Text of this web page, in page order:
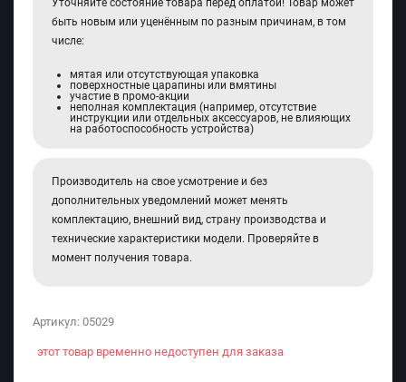
Уточняйте состояние товара перед оплатой! Товар может
быть новым или уценённым по разным причинам, в том
числе:
мятая или отсутствующая упаковка
поверхностные царапины или вмятины
участие в промо-акции
неполная комплектация (например, отсутствие
инструкции или отдельных аксессуаров, не влияющих
на работоспособность устройства)
Производитель на свое усмотрение и без
дополнительных уведомлений может менять
комплектацию, внешний вид, страну производства и
технические характеристики модели. Проверяйте в
момент получения товара.
Артикул: 05029
этот товар временно недоступен для заказа